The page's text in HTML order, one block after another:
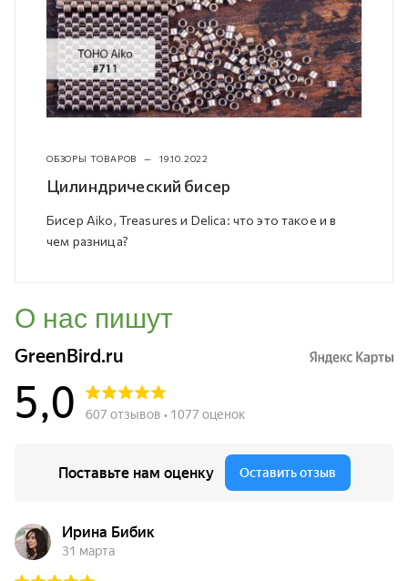
ОБЗОРЫ ТОВАРОВ — 19.10.2022
Цилиндрический бисер
Бисер Aiko, Treasures и Delica: что это такое и в
чем разница?
О нас пишут